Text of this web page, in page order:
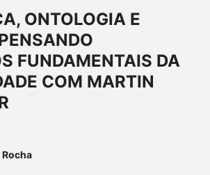
ONTOLOGIA E
FUNDAMENTAIS DA
COM MARTIN